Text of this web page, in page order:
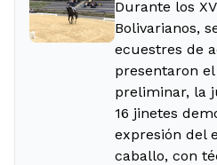
Durante los
Bolivarianos,
ecuestres de
presentaron el
preliminar, la
16 jinetes
expresión del
caballo, con